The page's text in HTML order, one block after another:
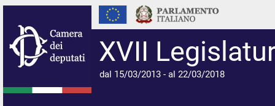
XVII
dal 15/03/2013 - al 22/03/2018